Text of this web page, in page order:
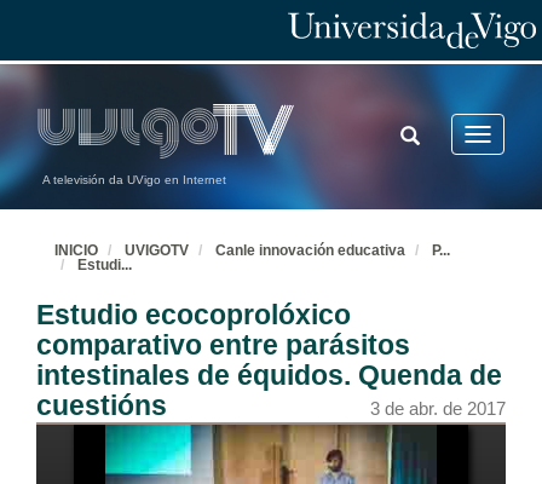
A televisión da UVigo en Internet
Toggle
TOGGLE
SEARCH
INICIO UVIGOTV Canle innovación educativa P...
Estudi...
Estudio ecocoprolóxico
comparativo entre parásitos
intestinales de équidos. Quenda de
cuestións
3 de abr. de 2017